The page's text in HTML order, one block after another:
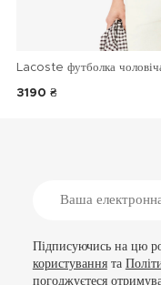
Lacoste футболка
3190 ₴
Підписуючись на цю
користуваннята
погоджуєтеся